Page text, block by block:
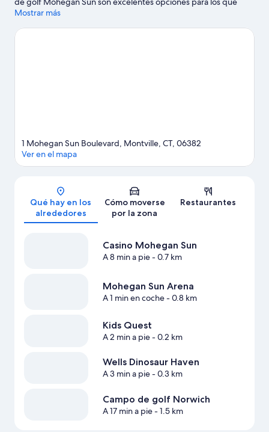
buscan unas vacaciones activas; añádelas a tu itinerario junto a
Aquarium and Institute for Exploration. Si quieres aprovechar
Mostrar más
Mapa
1 Mohegan Sun Boulevard, Montville, CT, 06382
Ver en el mapa
Qué hay en los
alrededores
Cómo moverse
por la zona
Restaurantes
Casino Mohegan Sun
A 8 min a pie- 0.7 km
Mohegan Sun Arena
A 1 min en coche- 0.8 km
Kids Quest
A 2 min a pie- 0.2 km
Wells Dinosaur Haven
A 3 min a pie- 0.3 km
Campo de golf Norwich
A 17 min a pie- 1.5 km